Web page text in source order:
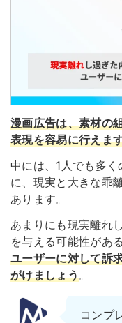
漫画広告は、素材の
表現を容易に行えま
中には、1人でも多
に、現実と大きな乖
あります。
あまりにも現実離れ
を与える可能性があ
ユーザーに対して訴
がけましょう。
コンプ